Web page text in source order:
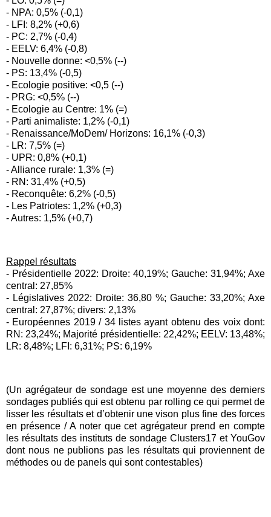
- NPA: 0,5% (-0,1)
- LFI: 8,2% (+0,6)
- PC: 2,7% (-0,4)
- EELV: 6,4% (-0,8)
- Nouvelle donne: <0,5% (--)
- PS: 13,4% (-0,5)
- Ecologie positive: <0,5 (--)
- PRG: <0,5% (--)
- Ecologie au Centre: 1% (=)
- Parti animaliste: 1,2% (-0,1)
- Renaissance/MoDem/ Horizons: 16,1% (-0,3)
- LR: 7,5% (=)
- UPR: 0,8% (+0,1)
- Alliance rurale: 1,3% (=)
- RN: 31,4% (+0,5)
- Reconquête: 6,2% (-0,5)
- Les Patriotes: 1,2% (+0,3)
- Autres: 1,5% (+0,7)
Rappel résultats
- Présidentielle 2022: Droite: 40,19%; Gauche: 31,94%; Axe
central: 27,85%
- Législatives 2022: Droite: 36,80 %; Gauche: 33,20%; Axe
central: 27,87%; divers: 2,13%
- Européennes 2019 / 34 listes ayant obtenu des voix dont:
RN: 23,24%; Majorité présidentielle: 22,42%; EELV: 13,48%;
LR: 8,48%; LFI: 6,31%; PS: 6,19%
(Un agrégateur de sondage est une moyenne des derniers
sondages publiés qui est obtenu par rolling ce qui permet de
lisser les résultats et d’obtenir une vison plus fine des forces
en présence / A noter que cet agrégateur prend en compte
les résultats des instituts de sondage Clusters17 et YouGov
dont nous ne publions pas les résultats qui proviennent de
méthodes ou de panels qui sont contestables)